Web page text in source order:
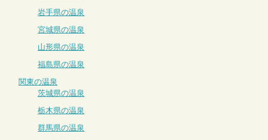
岩手県の温泉
宮城県の温泉
山形県の温泉
福島県の温泉
関東の温泉
茨城県の温泉
栃木県の温泉
群馬県の温泉